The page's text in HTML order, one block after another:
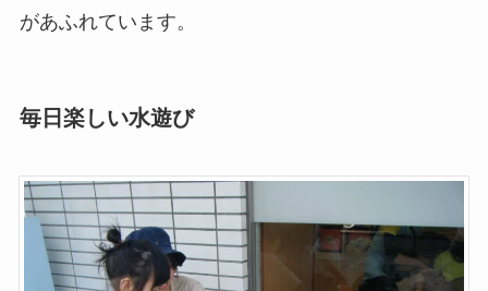
があふれています。
毎日楽しい水遊び